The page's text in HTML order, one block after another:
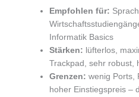
Empfohlen für:
Informatik Basics
Stärken: lüfterlos,
Trackpad, sehr robust,
Grenzen: wenig Ports,
hoher Einstiegspreis –